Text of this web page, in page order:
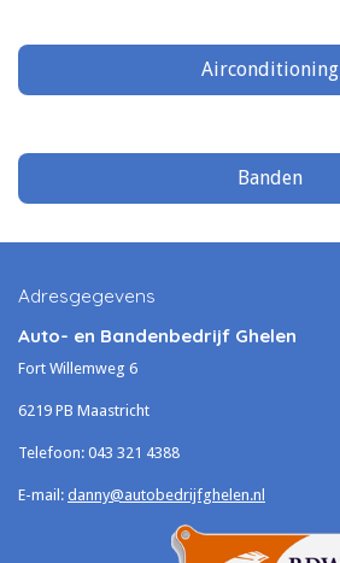
Airconditioning
Banden
Adresgegevens
Auto- en Bandenbedrijf Ghelen
Fort Willemweg 6
6219 PB Maastricht
Telefoon: 043 321 4388
E-mail: danny@autobedrijfghelen.nl